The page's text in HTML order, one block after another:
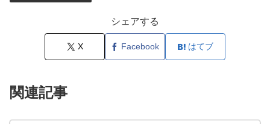
シェアする
X Facebook はてブ
関連記事